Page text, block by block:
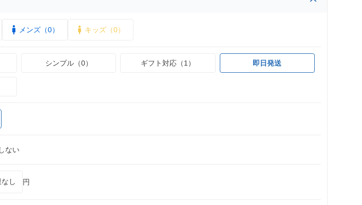
メンズ（0） キッズ（0）
シンプル（0） ギフト対応（1） 即日発送
ない
円